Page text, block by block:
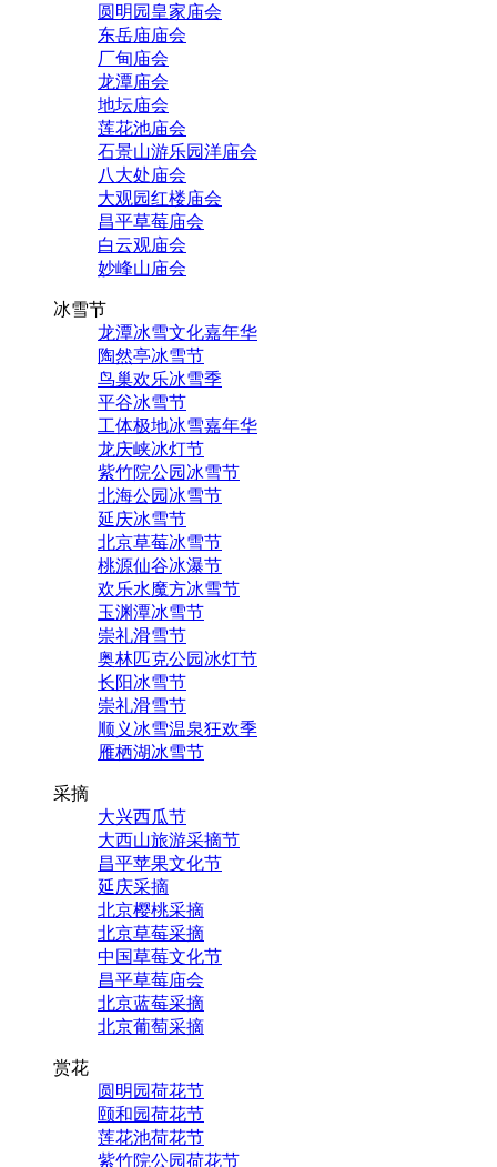
圆明园皇家庙会
东岳庙庙会
厂甸庙会
龙潭庙会
地坛庙会
莲花池庙会
石景山游乐园洋庙会
八大处庙会
大观园红楼庙会
昌平草莓庙会
白云观庙会
妙峰山庙会
冰雪节
龙潭冰雪文化嘉年华
陶然亭冰雪节
鸟巢欢乐冰雪季
平谷冰雪节
工体极地冰雪嘉年华
龙庆峡冰灯节
紫竹院公园冰雪节
北海公园冰雪节
延庆冰雪节
北京草莓冰雪节
桃源仙谷冰瀑节
欢乐水魔方冰雪节
玉渊潭冰雪节
崇礼滑雪节
奥林匹克公园冰灯节
长阳冰雪节
崇礼滑雪节
顺义冰雪温泉狂欢季
雁栖湖冰雪节
采摘
大兴西瓜节
大西山旅游采摘节
昌平苹果文化节
延庆采摘
北京樱桃采摘
北京草莓采摘
中国草莓文化节
昌平草莓庙会
北京蓝莓采摘
北京葡萄采摘
赏花
圆明园荷花节
颐和园荷花节
莲花池荷花节
紫竹院公园荷花节